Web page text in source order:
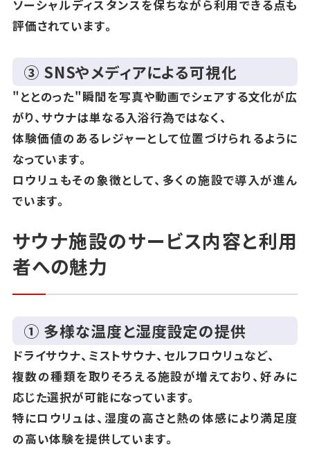
ソーシャルディスタンスを保ちながら利用できる点も
評価されています。
③ SNSやメディアによる可視化
"ととのった"瞬間を写真や動画でシェアする文化が広
がり、サウナは単なる入浴行為ではなく、
体験価値のあるレジャーとして位置づけられるように
なっています。
ロウリュもその象徴として、多くの施設で導入が進ん
でいます。
サウナ施設のサービス内容と利用
者への魅力
① 多様な温度と湿度設定の提供
ドライサウナ、ミストサウナ、セルフロウリュなど、
複数の種類を取りそろえる施設が増えており、好みに
応じた選択が可能になっています。
特にロウリュは、湿度の高さと熱の体感により満足度
の高い体験を提供しています。